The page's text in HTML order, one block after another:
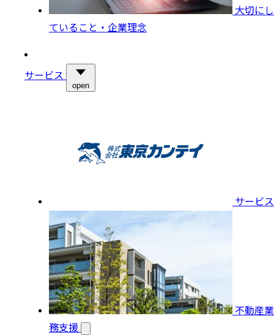
大切にし
ていること・企業理念
サービス
open
サービス
不動産業
務支援